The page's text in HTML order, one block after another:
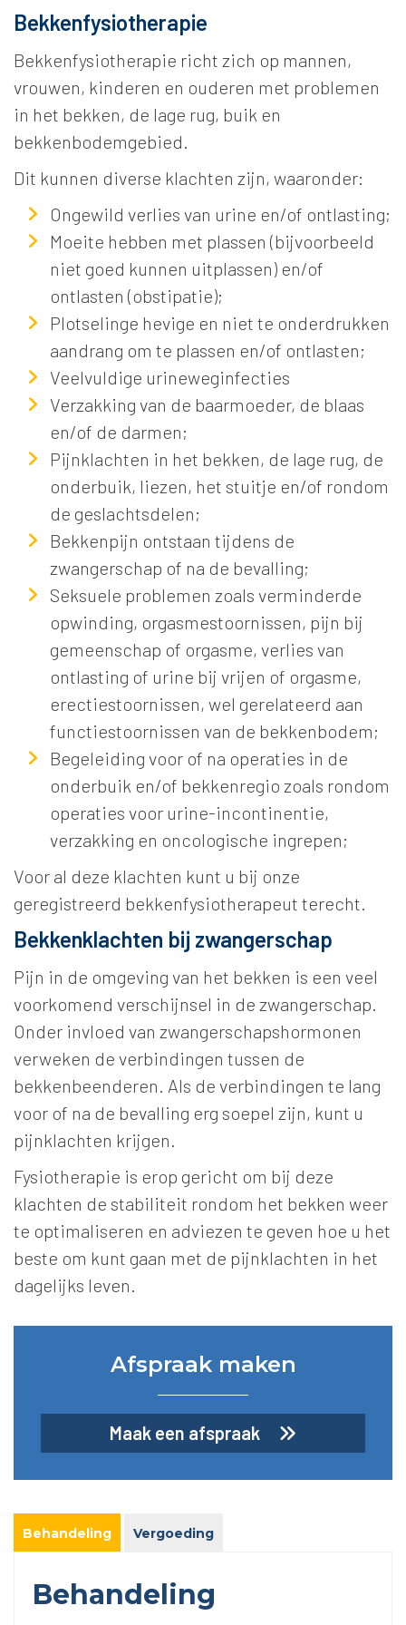
Bekkenfysiotherapie
Bekkenfysiotherapie richt zich op mannen,
vrouwen, kinderen en ouderen met problemen
in het bekken, de lage rug, buik en
bekkenbodemgebied.
Dit kunnen diverse klachten zijn, waaronder:
Ongewild verlies van urine en/of ontlasting;
Moeite hebben met plassen (bijvoorbeeld
niet goed kunnen uitplassen) en/of
ontlasten (obstipatie);
Plotselinge hevige en niet te onderdrukken
aandrang om te plassen en/of ontlasten;
Veelvuldige urineweginfecties
Verzakking van de baarmoeder, de blaas
en/of de darmen;
Pijnklachten in het bekken, de lage rug, de
onderbuik, liezen, het stuitje en/of rondom
de geslachtsdelen;
Bekkenpijn ontstaan tijdens de
zwangerschap of na de bevalling;
Seksuele problemen zoals verminderde
opwinding, orgasmestoornissen, pijn bij
gemeenschap of orgasme, verlies van
ontlasting of urine bij vrijen of orgasme,
erectiestoornissen, wel gerelateerd aan
functiestoornissen van de bekkenbodem;
Begeleiding voor of na operaties in de
onderbuik en/of bekkenregio zoals rondom
operaties voor urine-incontinentie,
verzakking en oncologische ingrepen;
Voor al deze klachten kunt u bij onze
geregistreerd bekkenfysiotherapeut terecht.
Bekkenklachten bij zwangerschap
Pijn in de omgeving van het bekken is een veel
voorkomend verschijnsel in de zwangerschap.
Onder invloed van zwangerschapshormonen
verweken de verbindingen tussen de
bekkenbeenderen. Als de verbindingen te lang
voor of na de bevalling erg soepel zijn, kunt u
pijnklachten krijgen.
Fysiotherapie is erop gericht om bij deze
klachten de stabiliteit rondom het bekken weer
te optimaliseren en adviezen te geven hoe u het
beste om kunt gaan met de pijnklachten in het
dagelijks leven.
Afspraak maken
Maak een afspraak
Behandeling Vergoeding
Behandeling